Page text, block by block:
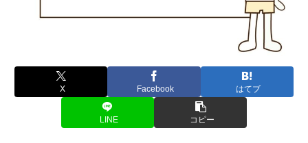
X Facebook はてブ
LINE コピー